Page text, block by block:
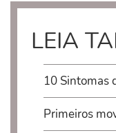
LEIA
10 Sintomas
Primeiros